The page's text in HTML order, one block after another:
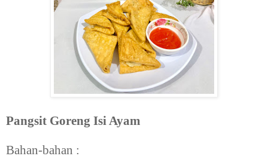
Pangsit Goreng Isi Ayam
Bahan-bahan :